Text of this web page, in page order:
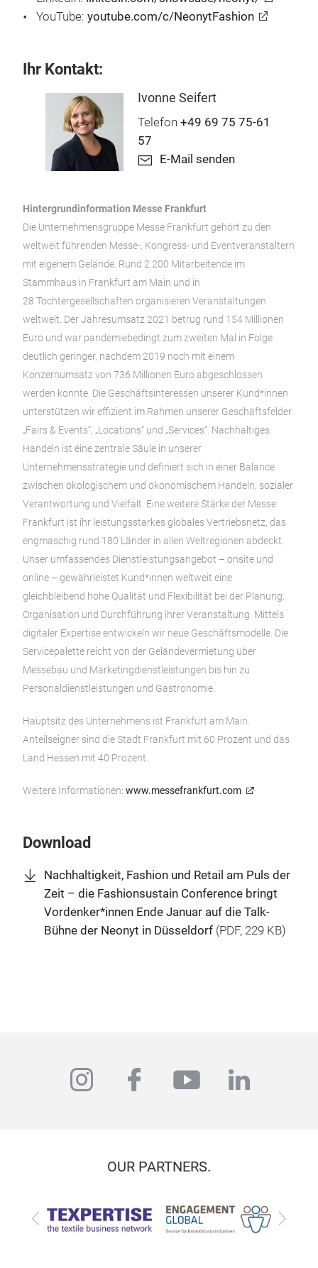
YouTube: youtube.com/c/NeonytFashion
Ihr Kontakt:
Ivonne Seifert
Telefon +49 69 75 75-61
57
E-Mail senden
Hintergrundinformation Messe Frankfurt
Die Unternehmensgruppe Messe Frankfurt gehört zu den
weltweit führenden Messe-, Kongress- und Eventveranstaltern
mit eigenem Gelände. Rund 2.200 Mitarbeitende im
Stammhaus in Frankfurt am Main und in
28 Tochtergesellschaften organisieren Veranstaltungen
weltweit. Der Jahresumsatz 2021 betrug rund 154 Millionen
Euro und war pandemiebedingt zum zweiten Mal in Folge
deutlich geringer, nachdem 2019 noch mit einem
Konzernumsatz von 736 Millionen Euro abgeschlossen
werden konnte. Die Geschäftsinteressen unserer Kund*innen
unterstützen wir effizient im Rahmen unserer Geschäftsfelder
„Fairs & Events“, „Locations“ und „Services“. Nachhaltiges
Handeln ist eine zentrale Säule in unserer
Unternehmensstrategie und definiert sich in einer Balance
zwischen ökologischem und ökonomischem Handeln, sozialer
Verantwortung und Vielfalt. Eine weitere Stärke der Messe
Frankfurt ist ihr leistungsstarkes globales Vertriebsnetz, das
engmaschig rund 180 Länder in allen Weltregionen abdeckt.
Unser umfassendes Dienstleistungsangebot – onsite und
online – gewährleistet Kund*innen weltweit eine
gleichbleibend hohe Qualität und Flexibilität bei der Planung,
Organisation und Durchführung ihrer Veranstaltung. Mittels
digitaler Expertise entwickeln wir neue Geschäftsmodelle. Die
Servicepalette reicht von der Geländevermietung über
Messebau und Marketingdienstleistungen bis hin zu
Personaldienstleistungen und Gastronomie.
Hauptsitz des Unternehmens ist Frankfurt am Main.
Anteilseigner sind die Stadt Frankfurt mit 60 Prozent und das
Land Hessen mit 40 Prozent.
Weitere Informationen: www.messefrankfurt.com
Download
Nachhaltigkeit, Fashion und Retail am Puls der
Zeit – die Fashionsustain Conference bringt
Vordenker*innen Ende Januar auf die Talk-
Bühne der Neonyt in Düsseldorf (PDF, 229 KB)
instagram
facebook
youtube
OUR PARTNERS.
Zurück Vor